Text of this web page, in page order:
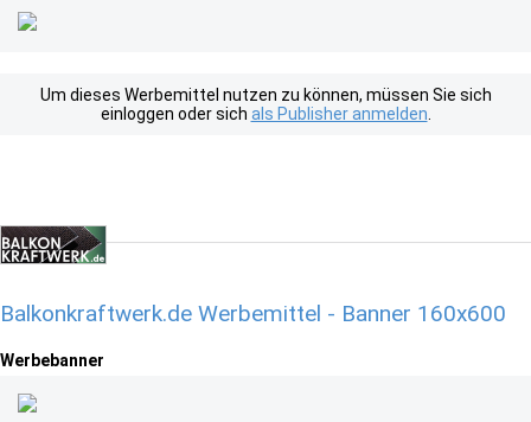
Um dieses Werbemittel nutzen zu können, müssen Sie sich
einloggen oder sich als Publisher anmelden
Balkonkraftwerk.de Werbemittel - Banner 160x600
Werbebanner